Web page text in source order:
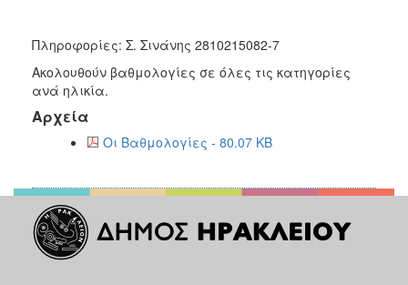
Πληροφορίες: Σ. Σινάνης 2810215082-7
Ακολουθούν βαθμολογίες σε όλες τις κατηγορίες
ανά ηλικία.
Αρχεία
Οι Βαθμολογίες - 80.07 KB